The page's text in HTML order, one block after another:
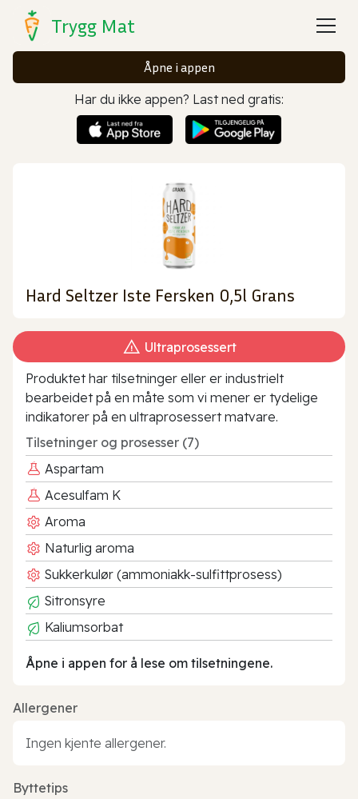
Trygg Mat
Åpne i appen
Har du ikke appen? Last ned gratis:
Hard Seltzer Iste Fersken 0,5l Grans
Ultraprosessert
Produktet har tilsetninger eller er industrielt
bearbeidet på en måte som vi mener er tydelige
indikatorer på en ultraprosessert matvare.
Tilsetninger og prosesser (7)
Aspartam
Acesulfam K
Aroma
Naturlig aroma
Sukkerkulør (ammoniakk-sulfittprosess)
Sitronsyre
Kaliumsorbat
Åpne i appen for å lese om tilsetningene.
Allergener
Ingen kjente allergener.
Byttetips